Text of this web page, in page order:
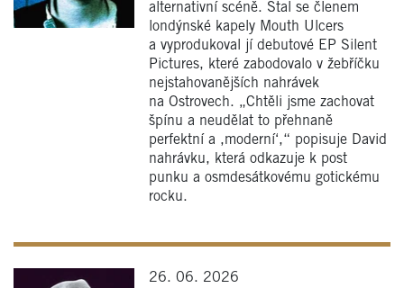
alternativní scéně. Stal se členem
londýnské kapely Mouth Ulcers
a vyprodukoval jí debutové EP Silent
Pictures, které zabodovalo v žebříčku
nejstahovanějších nahrávek
na Ostrovech. „Chtěli jsme zachovat
špínu a neudělat to přehnaně
perfektní a ,moderní‘,“ popisuje David
nahrávku, která odkazuje k post
punku a osmdesátkovému gotickému
rocku.
26. 06. 2026